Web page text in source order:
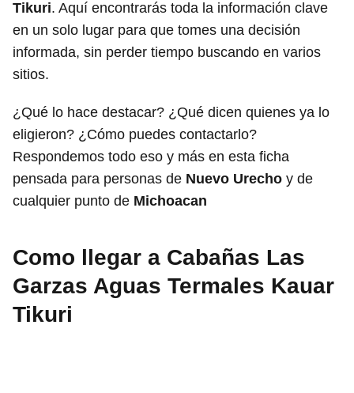
Tikuri. Aquí encontrarás toda la información clave
en un solo lugar para que tomes una decisión
informada, sin perder tiempo buscando en varios
sitios.
¿Qué lo hace destacar? ¿Qué dicen quienes ya lo
eligieron? ¿Cómo puedes contactarlo?
Respondemos todo eso y más en esta ficha
pensada para personas de Nuevo Urecho y de
cualquier punto de Michoacan
Como llegar a Cabañas Las
Garzas Aguas Termales Kauar
Tikuri